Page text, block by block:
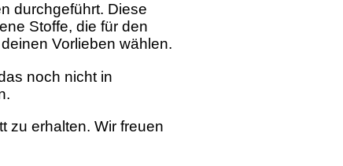
durchgeführt. Diese
Stoffe, die für den
Vorlieben wählen.
noch nicht in
zu erhalten. Wir freuen